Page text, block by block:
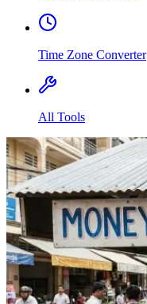
Time Zone Converter
All Tools